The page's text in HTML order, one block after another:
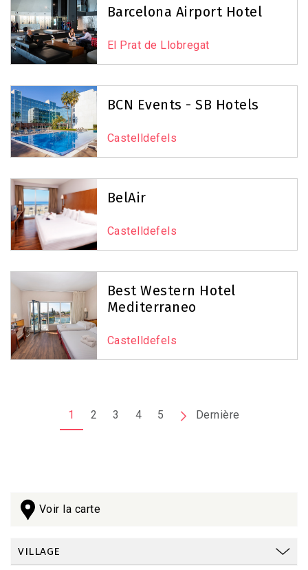
Barcelona Airport Hotel
El Prat de Llobregat
BCN Events - SB Hotels
Castelldefels
BelAir
Castelldefels
Best Western Hotel
Mediterraneo
Castelldefels
1 2 3 4 5
PageDernière
Voir la carte
VILLAGE